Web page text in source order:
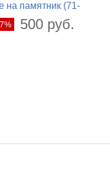
памятник (71-
500 руб.